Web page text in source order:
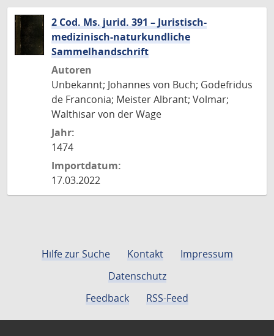
2 Cod. Ms. jurid. 391 – Juristisch-
medizinisch-naturkundliche
Sammelhandschrift
Autoren
Unbekannt; Johannes von Buch; Godefridus
de Franconia; Meister Albrant; Volmar;
Walthisar von der Wage
Jahr:
1474
Importdatum:
17.03.2022
Hilfe zur Suche Kontakt
Impressum
Datenschutz
Feedback
RSS-Feed